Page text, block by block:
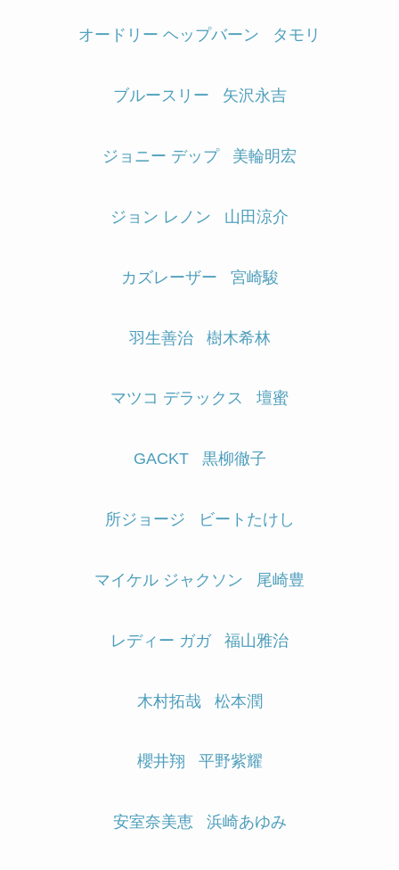
オードリー ヘップバーン タモリ
ブルースリー 矢沢永吉
ジョニー デップ 美輪明宏
ジョン レノン 山田涼介
カズレーザー 宮崎駿
羽生善治 樹木希林
マツコ デラックス 壇蜜
GACKT 黒柳徹子
所ジョージ ビートたけし
マイケル ジャクソン 尾崎豊
レディー ガガ 福山雅治
木村拓哉 松本潤
櫻井翔 平野紫耀
安室奈美恵 浜崎あゆみ